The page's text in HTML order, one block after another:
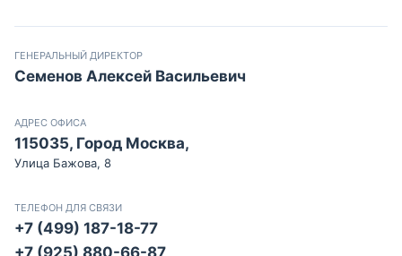
ГЕНЕРАЛЬНЫЙ ДИРЕКТОР
Семенов Алексей Васильевич
АДРЕС ОФИСА
115035, Город Москва,
Улица Бажова, 8
ТЕЛЕФОН ДЛЯ СВЯЗИ
+7 (499) 187-18-77
+7 (925) 880-66-87